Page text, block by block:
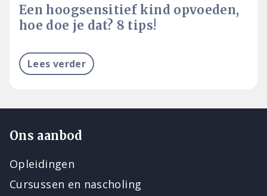
Een hoogsensitief kind opvoeden,
hoe doe je dat? 8 tips!
Lees verder
Ons aanbod
Opleidingen
Cursussen en nascholing